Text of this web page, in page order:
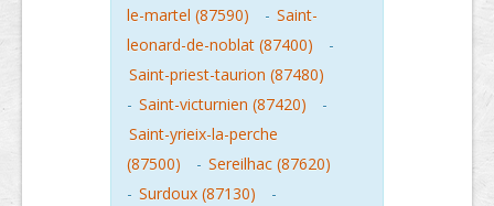
le-martel (87590)
- Saint-
leonard-de-noblat (87400)
-
Saint-priest-taurion (87480)
- Saint-victurnien (87420)
-
Saint-yrieix-la-perche
(87500)
- Sereilhac (87620)
- Surdoux (87130)
-